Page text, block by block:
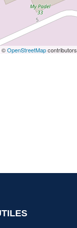
©OpenStreetMapcontributors